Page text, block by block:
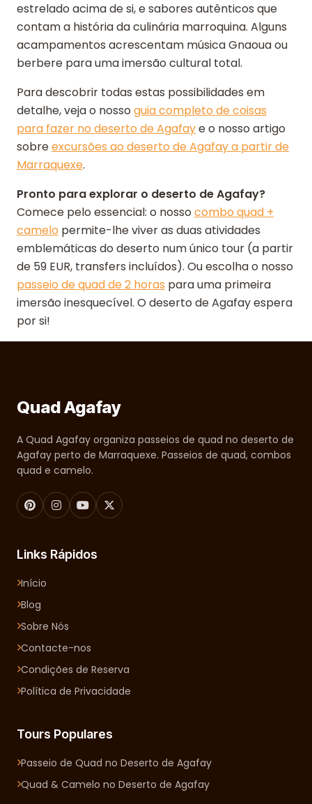
estrelado acima de si, e sabores autênticos que
contam a história da culinária marroquina. Alguns
acampamentos acrescentam música Gnaoua ou
berbere para uma imersão cultural total.
Para descobrir todas estas possibilidades em
detalhe, veja o nosso guia completo de coisas
para fazer no deserto de Agafaye o nosso artigo
sobreexcursões ao deserto de Agafay a partir de
Marraquexe.
Pronto para explorar o deserto de Agafay?
Comece pelo essencial: o nosso combo quad +
camelo permite-lhe viver as duas atividades
emblemáticas do deserto num único tour (a partir
de 59 EUR, transfers incluídos). Ou escolha o nosso
passeio de quad de 2 horas para uma primeira
imersão inesquecível. O deserto de Agafay espera
por si!
Quad Agafay
A Quad Agafay organiza passeios de quad no deserto de
Agafay perto de Marraquexe. Passeios de quad, combos
quad e camelo.
Links Rápidos
Início
Blog
Sobre Nós
Contacte-nos
Condições de Reserva
Política de Privacidade
Tours Populares
Passeio de Quad no Deserto de Agafay
Quad & Camelo no Deserto de Agafay